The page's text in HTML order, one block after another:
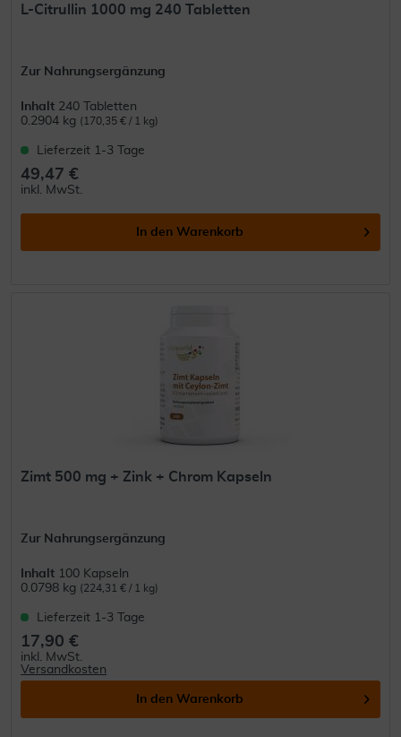
L-Citrullin 1000 mg 240 Tabletten
Zur Nahrungsergänzung
Inhalt 240 Tabletten
0.2904 kg (170,35 € / 1 kg)
Lieferzeit 1-3 Tage
49,47 €
inkl. MwSt.
In den Warenkorb
Zimt 500 mg + Zink + Chrom Kapseln
Zur Nahrungsergänzung
Inhalt 100 Kapseln
0.0798 kg (224,31 € / 1 kg)
Lieferzeit 1-3 Tage
17,90 €
inkl. MwSt.
Versandkosten
In den Warenkorb